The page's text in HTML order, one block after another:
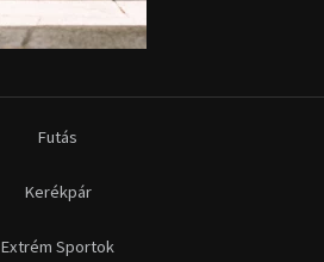
Futás
Kerékpár
Extrém Sportok